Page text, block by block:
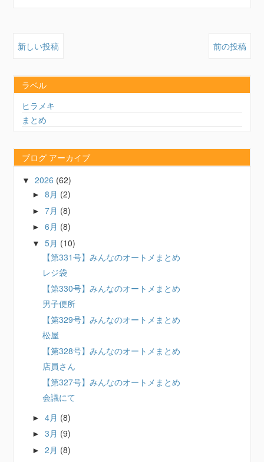
新しい投稿 前の投稿
ラベル
ヒラメキ
まとめ
ブログ アーカイブ
▼2026 (62)
►8月 (2)
►7月 (8)
►6月 (8)
▼5月 (10)
【第331号】みんなのオートメまとめ
レジ袋
【第330号】みんなのオートメまとめ
男子便所
【第329号】みんなのオートメまとめ
松屋
【第328号】みんなのオートメまとめ
店員さん
【第327号】みんなのオートメまとめ
会議にて
►4月 (8)
►3月 (9)
►2月 (8)